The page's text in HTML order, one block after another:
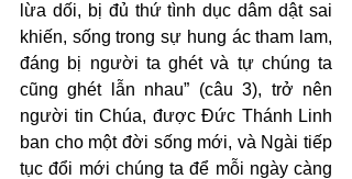
lừa dối, bị đủ thứ tình dục dâm dật sai
khiến, sống trong sự hung ác tham lam,
đáng bị người ta ghét và tự chúng ta
cũng ghét lẫn nhau” (câu 3), trở nên
người tin Chúa, được Đức Thánh Linh
ban cho một đời sống mới, và Ngài tiếp
tục đổi mới chúng ta để mỗi ngày càng